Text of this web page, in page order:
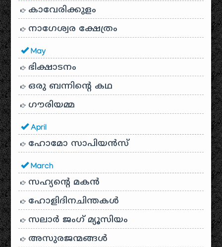
കാവേരിക്കുളം
നാഗേശ്വര ക്ഷേത്രം
May
ഭിക്ഷാടനം
ഒരു ബന്നിന്റെ കഥ
ഗൗരിയമ്മ
April
ഹോമോ സാപിയൻസ്
March
സഹ്യന്റെ മകൻ
ഹോളിദിനചിന്തകൾ
സലാർ ജംഗ് മ്യൂസിയം
അസുരജന്മങ്ങൾ